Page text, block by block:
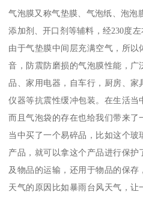
气泡膜又称气垫膜、气泡纸、泡泡
添加剂、开口剂等辅料，经230度
由于气垫膜中间层充满空气，所
音，防震防磨损的气泡膜性能，
品、家用电器，自车行，厨房、
仪器等抗震性缓冲包装。在生活当
而且气泡袋的存在也给我们带来
当中买了一个易碎品，比如这个
产品，就可以拿这个产品进行保护
及物品的运输，还用于物品的保
天气的原因比如暴雨台风天气，